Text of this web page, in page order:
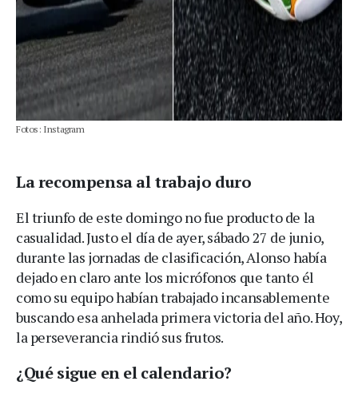
Fotos: Instagram
La recompensa al trabajo duro
El triunfo de este domingo no fue producto de la
casualidad. Justo el día de ayer, sábado 27 de junio,
durante las jornadas de clasificación, Alonso había
dejado en claro ante los micrófonos que tanto él
como su equipo habían trabajado incansablemente
buscando esa anhelada primera victoria del año. Hoy,
la perseverancia rindió sus frutos.
¿Qué sigue en el calendario?